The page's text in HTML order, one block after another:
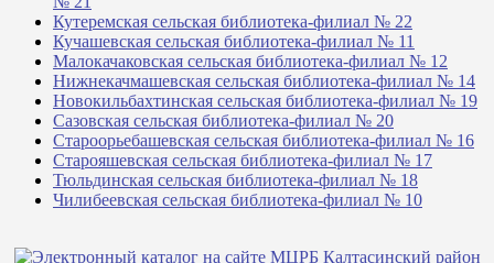
Кутеремская сельская библиотека-филиал № 22
Кучашевская сельская библиотека-филиал № 11
Малокачаковская сельская библиотека-филиал № 12
Нижнекачмашевская сельская библиотека-филиал № 14
Новокильбахтинская сельская библиотека-филиал № 19
Сазовская сельская библиотека-филиал № 20
Староорьебашевская сельская библиотека-филиал № 16
Старояшевская сельская библиотека-филиал № 17
Тюльдинская сельская библиотека-филиал № 18
Чилибеевская сельская библиотека-филиал № 10